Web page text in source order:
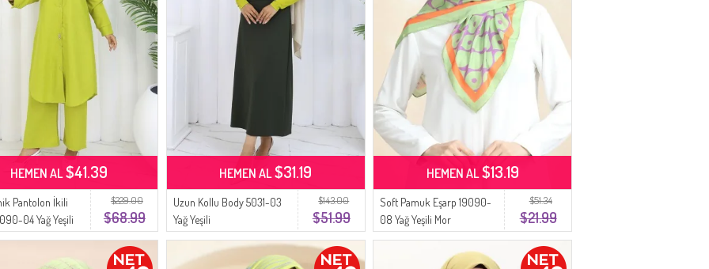
$229.00
$68.99
Pantolon İkili
04 Yağ Yeşili
HEMEN AL$41.39
$143.00
$51.99
Uzun Kollu Body 5031-03
Yağ Yeşili
HEMEN AL$31.19
$51.34
$21.99
Soft Pamuk Eşarp 19090-
08 Yağ Yeşili Mor
HEMEN AL$13.19